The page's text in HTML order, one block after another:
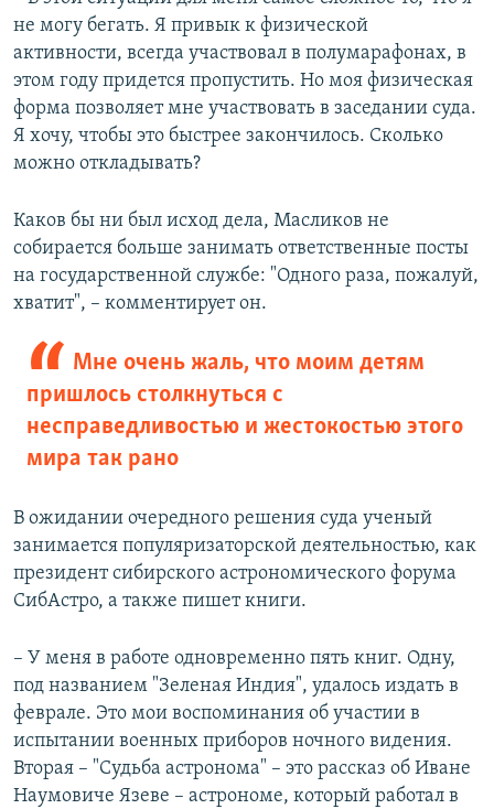
не могу бегать. Я привык к физической
активности, всегда участвовал в полумарафонах, в
этом году придется пропустить. Но моя физическая
форма позволяет мне участвовать в заседании суда.
Я хочу, чтобы это быстрее закончилось. Сколько
можно откладывать?
Каков бы ни был исход дела, Масликов не
собирается больше занимать ответственные посты
на государственной службе: "Одного раза, пожалуй,
хватит", – комментирует он.
Мне очень жаль, что моим детям
пришлось столкнуться с
несправедливостью и жестокостью этого
мира так рано
В ожидании очередного решения суда ученый
занимается популяризаторской деятельностью, как
президент сибирского астрономического форума
СибАстро, а также пишет книги.
– У меня в работе одновременно пять книг. Одну,
под названием "Зеленая Индия", удалось издать в
феврале. Это мои воспоминания об участии в
испытании военных приборов ночного видения.
Вторая – "Судьба астронома" – это рассказ об Иване
Наумовиче Язеве – астрономе, который работал в